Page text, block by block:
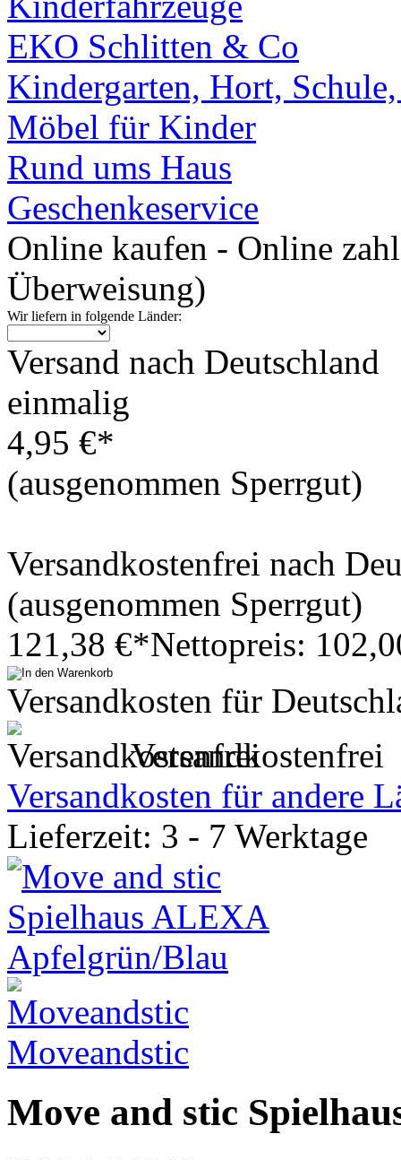
EKO Schlitten & Co
Kindergarten, Hort,
Möbel für Kinder
Rund ums Haus
Geschenkeservice
Online kaufen - Online
Überweisung)
Wir liefern in folgende Länder:
Versand nach Deutschland
einmalig
4,95 €*
(ausgenommen Sperrgut)
Versandkostenfrei nach
(ausgenommen Sperrgut)
121,38 €*Nettopreis:
Versandkosten für
Versandkostenfrei
Versandkosten für andere
Lieferzeit: 3 - 7 Werktage
Moveandstic
Move and stic